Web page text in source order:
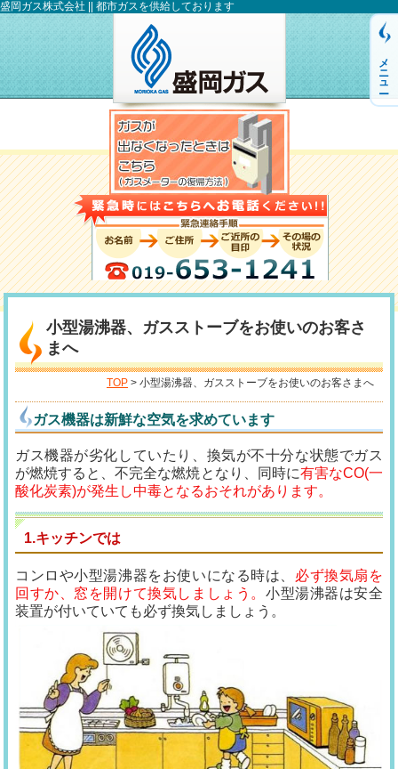
盛岡ガス株式会社 || 都市ガスを供給しております
メニュー
小型湯沸器、ガスストーブをお使いのお客さ
まへ
TOP > 小型湯沸器、ガスストーブをお使いのお客さまへ
ガス機器は新鮮な空気を求めています
ガス機器が劣化していたり、換気が不十分な状態でガス
が燃焼すると、不完全な燃焼となり、同時に有害なCO(一
酸化炭素)が発生し中毒となるおそれがあります。
1.キッチンでは
コンロや小型湯沸器をお使いになる時は、 必ず換気扇を
回すか、窓を開けて換気しましょう。 小型湯沸器は安全
装置が付いていても必ず換気しましょう。